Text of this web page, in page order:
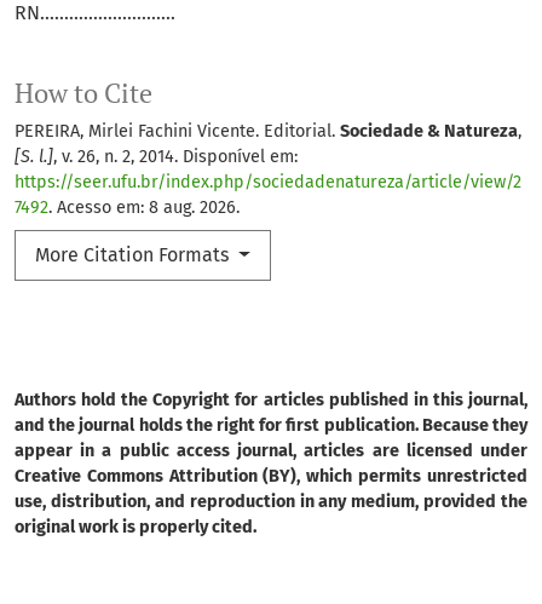
How to Cite
PEREIRA, Mirlei Fachini Vicente. Editorial. Sociedade & Natureza,
[S. l.], v. 26, n. 2, 2014. Disponível em:
https://seer.ufu.br/index.php/sociedadenatureza/article/view/2
7492. Acesso em: 8 aug. 2026.
More Citation Formats
RN............................
Authors hold the Copyright for articles published in this journal,
and the journal holds the right for first publication. Because they
appear in a public access journal, articles are licensed under
Creative Commons Attribution (BY), which permits unrestricted
use, distribution, and reproduction in any medium, provided the
original work is properly cited.